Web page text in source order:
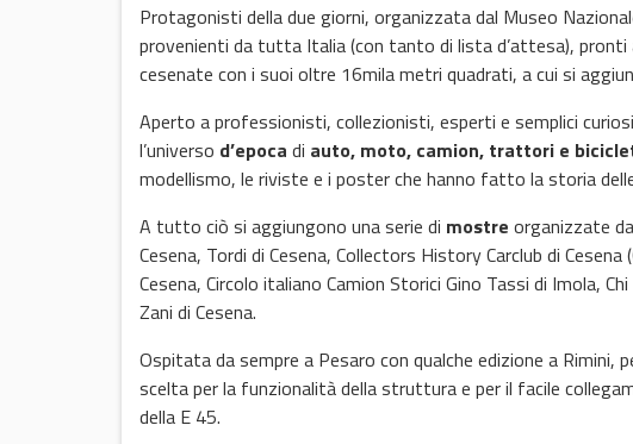
Protagonisti della due giorni, organizzata dal Museo
provenienti da tutta Italia (con tanto di lista d’attesa),
cesenate con i suoi oltre 16mila metri quadrati, a cui si
Aperto a professionisti, collezionisti, esperti e semplici
l’universo d’epoca di auto, moto, camion, trattori e
modellismo, le riviste e i poster che hanno fatto la storia
A tutto ciò si aggiungono una serie di mostre organizzate
Cesena, Tordi di Cesena, Collectors History Carclub di Cesena
Cesena, Circolo italiano Camion Storici Gino Tassi di Imola,
Zani di Cesena.
Ospitata da sempre a Pesaro con qualche edizione a Rimini,
scelta per la funzionalità della struttura e per il facile
della E 45.